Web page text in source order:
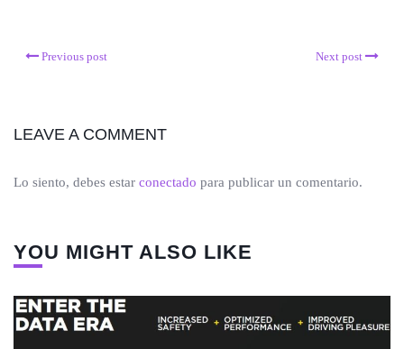
Previous post Next post
LEAVE A COMMENT
Lo siento, debes estar conectado para publicar un comentario.
YOU MIGHT ALSO LIKE